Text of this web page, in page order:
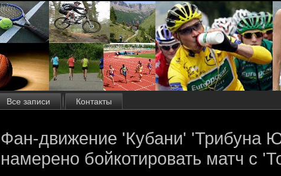
Все записи Контакты
Фан-движение 'Кубани' 'Трибуна
намерено бойкотировать матч с